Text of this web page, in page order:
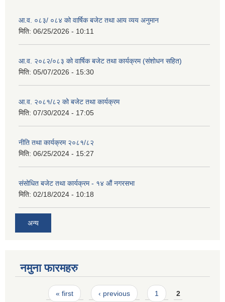
आ.व. ०८३/ ०८४ को वार्षिक बजेट तथा आय व्यय अनुमान
मिति: 06/25/2026 - 10:11
आ.व. २०८२/०८३ को वार्षिक बजेट तथा कार्यक्रम (संशोधन सहित)
मिति: 05/07/2026 - 15:30
आ.व. २०८१/८२ को बजेट तथा कार्यक्रम
मिति: 07/30/2024 - 17:05
नीति तथा कार्यक्रम २०८१/८२
मिति: 06/25/2024 - 15:27
संसोधित बजेट तथा कार्यक्रम - १४ औं नगरसभा
मिति: 02/18/2024 - 10:18
अन्य
नमुना फारमहरु
Pages« first ‹ previous 1 2